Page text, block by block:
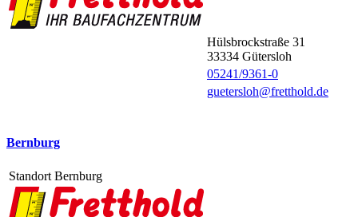
Hülsbrockstraße 31
33334 Gütersloh
05241/9361-0
guetersloh@fretthold.de
Bernburg
Standort Bernburg